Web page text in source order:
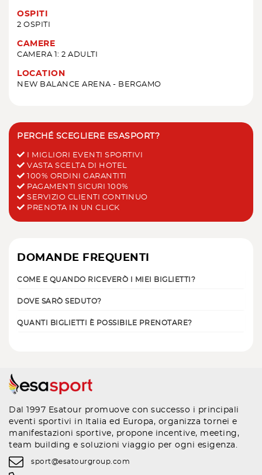
OSPITI
2 OSPITI
CAMERE
CAMERA 1: 2 ADULTI
LOCATION
NEW BALANCE ARENA - BERGAMO
PERCHÉ SCEGLIERE ESASPORT?
I MIGLIORI EVENTI SPORTIVI
VASTA SCELTA DI HOTEL
100% ORDINI GARANTITI
PAGAMENTI SICURI 100%
SERVIZIO CLIENTI CONTINUO
PRENOTA IN UN CLICK
DOMANDE FREQUENTI
COME E QUANDO RICEVERÒ I MIEI BIGLIETTI?
DOVE SARÒ SEDUTO?
QUANTI BIGLIETTI È POSSIBILE PRENOTARE?
Dal 1997 Esatour promuove con successo i principali
eventi sportivi in Italia ed Europa, organizza tornei e
manifestazioni sportive, propone incentive, meeting,
team building e soluzioni viaggio per ogni esigenza.
sport@esatourgroup.com